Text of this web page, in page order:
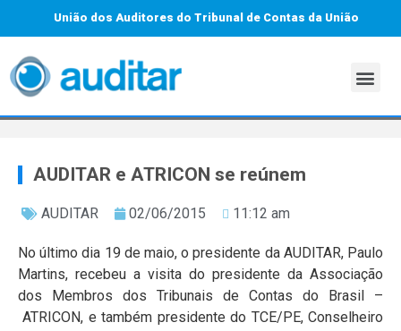
União dos Auditores do Tribunal de Contas da União
AUDITAR e ATRICON se reúnem
AUDITAR 02/06/2015 11:12 am
No último dia 19 de maio, o presidente da AUDITAR, Paulo
Martins, recebeu a visita do presidente da Associação
dos Membros dos Tribunais de Contas do Brasil –
ATRICON, e também presidente do TCE/PE, Conselheiro